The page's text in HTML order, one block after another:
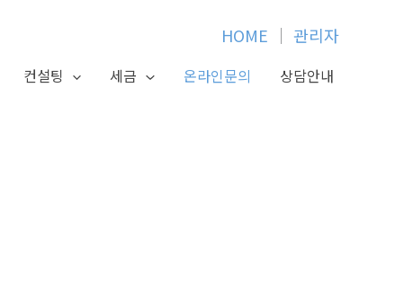
HOME │ 관리자
컨설팅 세금 온라인문의 상담안내